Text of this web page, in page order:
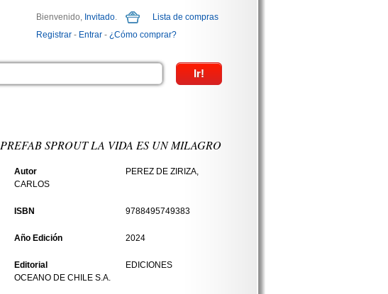
Bienvenido, Invitado.
Lista de compras
Registrar - Entrar - ¿Cómo comprar?
PREFAB SPROUT LA VIDA ES UN MILAGRO
Autor
PEREZ DE ZIRIZA,
CARLOS
ISBN 9788495749383
Año Edición 2024
Editorial
EDICIONES
OCEANO DE CHILE S.A.